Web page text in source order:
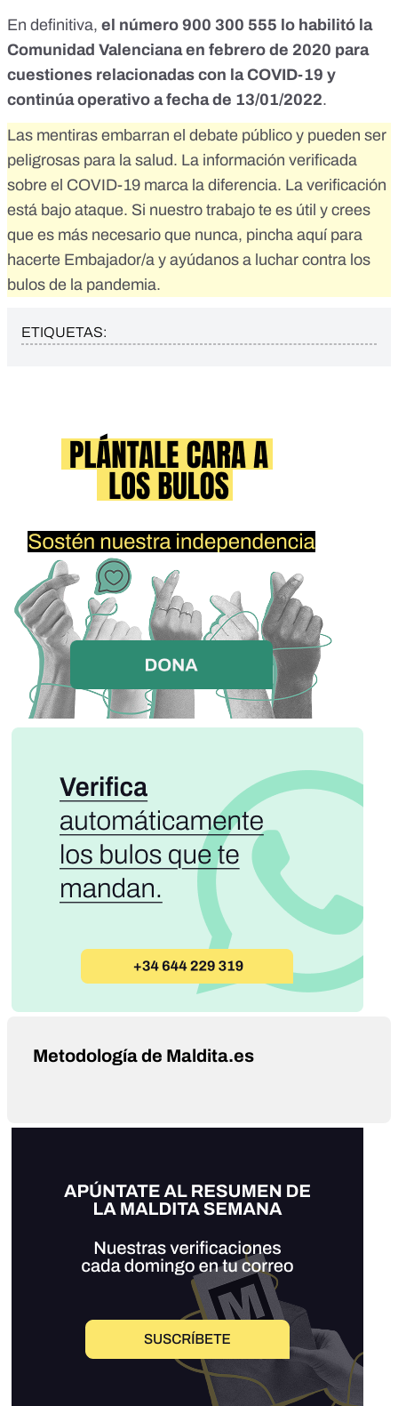
En definitiva, el número 900 300 555 lo habilitó la
Comunidad Valenciana en febrero de 2020 para
cuestiones relacionadas con la COVID-19 y
continúa operativo a fecha de 13/01/2022.
Las mentiras embarran el debate público y pueden ser
peligrosas para la salud. La información verificada
sobre el COVID-19 marca la diferencia. La verificación
está bajo ataque. Si nuestro trabajo te es útil y crees
que es más necesario que nunca, pincha aquí para
hacerte Embajador/a y ayúdanos a luchar contra los
bulos de la pandemia.
ETIQUETAS:
Metodología de Maldita.es